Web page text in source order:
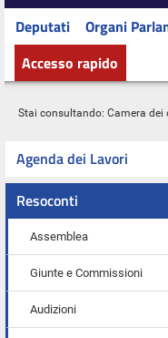
Deputati Organi
Accesso rapido
Stai consultando: Camera dei
Agenda dei Lavori
Resoconti
Assemblea
Giunte e Commissioni
Audizioni